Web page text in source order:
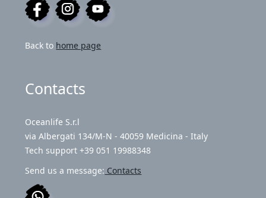
Back to home page
Contacts
Oceanlife S.r.l
via Albergati 134/M-N - 40059 Medicina - Italy
Tech support +39 051 19988348
Send us a message: Contacts